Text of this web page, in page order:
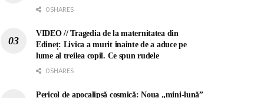
0 SHARES
VIDEO // Tragedia de la maternitatea din
Edineț: Livica a murit înainte de a aduce pe
lume al treilea copil. Ce spun rudele
0 SHARES
Pericol de apocalipsă cosmică: Noua „mini-lună”